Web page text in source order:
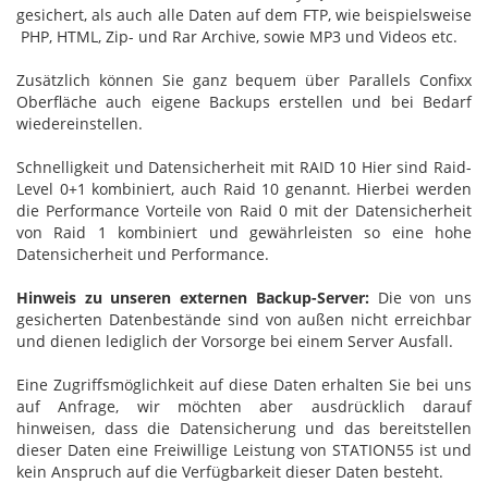
gesichert, als auch alle Daten auf dem FTP, wie beispielsweise
PHP, HTML, Zip- und Rar Archive, sowie MP3 und Videos etc.
Zusätzlich können Sie ganz bequem über Parallels Confixx
Oberfläche auch eigene Backups erstellen und bei Bedarf
wiedereinstellen.
Schnelligkeit und Datensicherheit mit RAID 10 Hier sind Raid-
Level 0+1 kombiniert, auch Raid 10 genannt. Hierbei werden
die Performance Vorteile von Raid 0 mit der Datensicherheit
von Raid 1 kombiniert und gewährleisten so eine hohe
Datensicherheit und Performance.
Hinweis zu unseren externen Backup-Server: Die von uns
gesicherten Datenbestände sind von außen nicht erreichbar
und dienen lediglich der Vorsorge bei einem Server Ausfall.
Eine Zugriffsmöglichkeit auf diese Daten erhalten Sie bei uns
auf Anfrage, wir möchten aber ausdrücklich darauf
hinweisen, dass die Datensicherung und das bereitstellen
dieser Daten eine Freiwillige Leistung von STATION55 ist und
kein Anspruch auf die Verfügbarkeit dieser Daten besteht.